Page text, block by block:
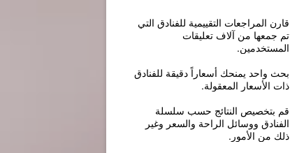
قارن المراجعات التقييمية للفنادق التي
تم جمعها من آلاف تعليقات
المستخدمين.
بحث واحد يمنحك أسعاراً دقيقة للفنادق
ذات الأسعار المعقولة.
قم بتخصيص النتائج حسب سلسلة
الفنادق ووسائل الراحة والسعر وغير
ذلك من الأمور.